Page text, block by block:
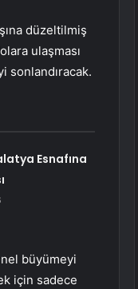
düzeltilmiş
ulaşması
sonlandıracak.
Esnafına
büyümeyi
için sadece